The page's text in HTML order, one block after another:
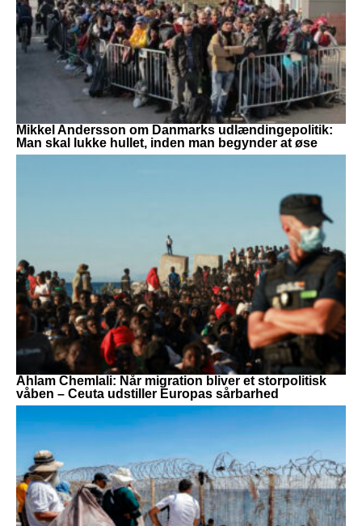
Mikkel Andersson om Danmarks udlændingepolitik:
Man skal lukke hullet, inden man begynder at øse
Ahlam Chemlali: Når migration bliver et storpolitisk
våben – Ceuta udstiller Europas sårbarhed